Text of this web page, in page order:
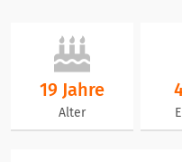
19 Jahre
Alter